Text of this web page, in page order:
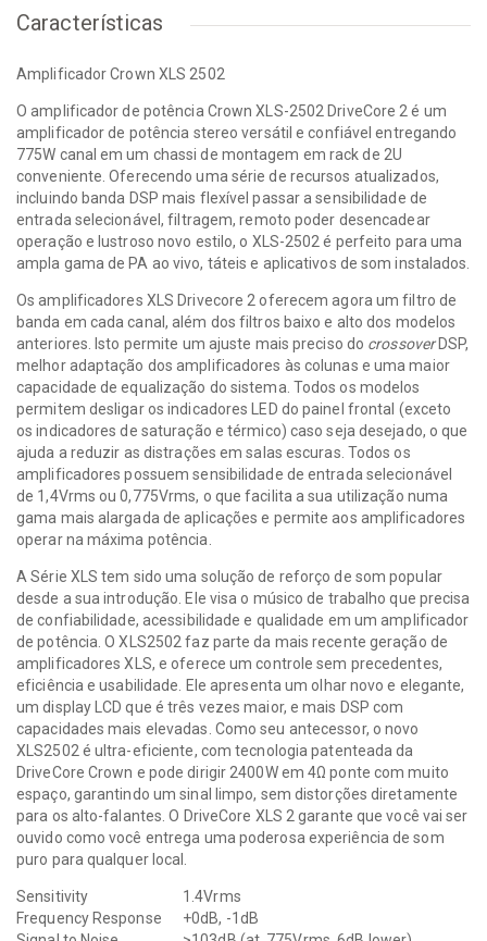
Características
Amplificador Crown XLS 2502
O amplificador de potência Crown XLS-2502 DriveCore 2 é um
amplificador de potência stereo versátil e confiável entregando
775W canal em um chassi de montagem em rack de 2U
conveniente. Oferecendo uma série de recursos atualizados,
incluindo banda DSP mais flexível passar a sensibilidade de
entrada selecionável, filtragem, remoto poder desencadear
operação e lustroso novo estilo, o XLS-2502 é perfeito para uma
ampla gama de PA ao vivo, táteis e aplicativos de som instalados.
Os amplificadores XLS Drivecore 2 oferecem agora um filtro de
banda em cada canal, além dos filtros baixo e alto dos modelos
anteriores. Isto permite um ajuste mais preciso do crossoverDSP,
melhor adaptação dos amplificadores às colunas e uma maior
capacidade de equalização do sistema. Todos os modelos
permitem desligar os indicadores LED do painel frontal (exceto
os indicadores de saturação e térmico) caso seja desejado, o que
ajuda a reduzir as distrações em salas escuras. Todos os
amplificadores possuem sensibilidade de entrada selecionável
de 1,4Vrms ou 0,775Vrms, o que facilita a sua utilização numa
gama mais alargada de aplicações e permite aos amplificadores
operar na máxima potência.
A Série XLS tem sido uma solução de reforço de som popular
desde a sua introdução. Ele visa o músico de trabalho que precisa
de confiabilidade, acessibilidade e qualidade em um amplificador
de potência. O XLS2502 faz parte da mais recente geração de
amplificadores XLS, e oferece um controle sem precedentes,
eficiência e usabilidade. Ele apresenta um olhar novo e elegante,
um display LCD que é três vezes maior, e mais DSP com
capacidades mais elevadas. Como seu antecessor, o novo
XLS2502 é ultra-eficiente, com tecnologia patenteada da
DriveCore Crown e pode dirigir 2400W em 4Ω ponte com muito
espaço, garantindo um sinal limpo, sem distorções diretamente
para os alto-falantes. O DriveCore XLS 2 garante que você vai ser
ouvido como você entrega uma poderosa experiência de som
puro para qualquer local.
Sensitivity
1.4Vrms
Frequency Response
+0dB, -1dB